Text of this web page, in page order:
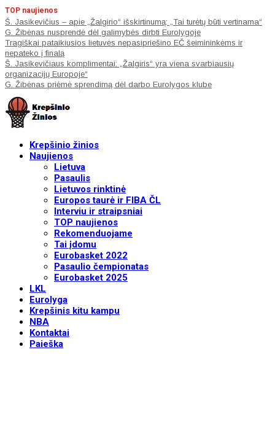
TOP naujienos
Š. Jasikevičius – apie „Žalgirio“ išskirtinumą: „Tai turėtų būti vertinama“
G. Žibėnas nusprendė dėl galimybės dirbti Eurolygoje
Tragiškai pataikiusios lietuvės nepasipriešino EČ šeimininkėms ir
nepateko į finalą
Š. Jasikevičiaus komplimentai: „Žalgiris“ yra viena svarbiausių
organizacijų Europoje“
G. Žibėnas priėmė sprendimą dėl darbo Eurolygos klube
Krepšinio žinios
Naujienos
Lietuva
Pasaulis
Lietuvos rinktinė
Europos taurė ir FIBA ČL
Interviu ir straipsniai
TOP naujienos
Rekomenduojame
Tai įdomu
Eurobasket 2022
Pasaulio čempionatas
Eurobasket 2025
LKL
Eurolyga
Krepšinis kitu kampu
NBA
Kontaktai
Paieška